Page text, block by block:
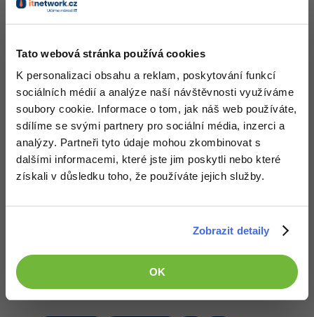
Tato webová stránka používá cookies
K personalizaci obsahu a reklam, poskytování funkcí
sociálních médií a analýze naší návštěvnosti využíváme
soubory cookie. Informace o tom, jak náš web používáte,
sdílíme se svými partnery pro sociální média, inzerci a
analýzy. Partneři tyto údaje mohou zkombinovat s
dalšími informacemi, které jste jim poskytli nebo které
získali v důsledku toho, že používáte jejich služby.
Zobrazit detaily
OK
Ja si myslim, ze k propagaci spolecnosti tu slouzi reklamni boxy a
Nahoru Odpovědět
Martin Chvála : 8.1.2016 18:21
Potrebujem k tejto činnosti aj živnosť?
18.1.2016 16:05
Stačí mít svůj web a paypal účet, nebo i bankovní